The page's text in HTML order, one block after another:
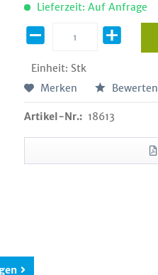
Lieferzeit: Auf Anfrage
Einheit: Stk
Merken Bewerten
Artikel-Nr.: 18613